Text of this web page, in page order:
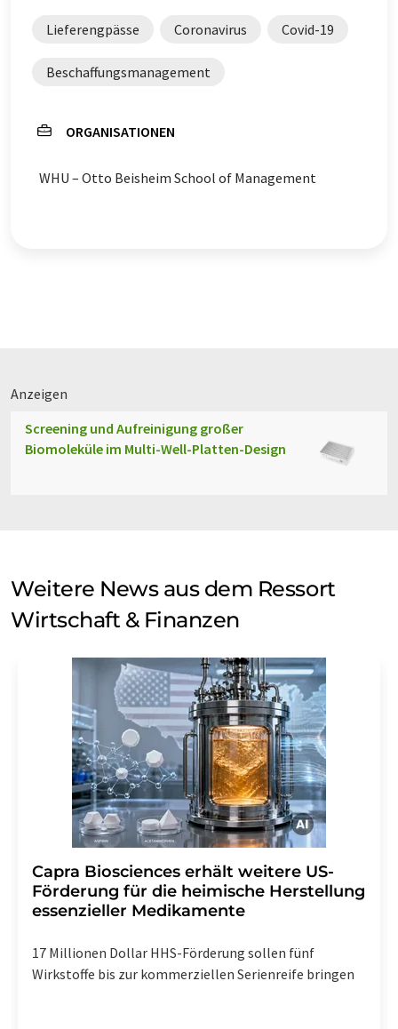
Lieferengpässe Coronavirus Covid-19
Beschaffungsmanagement
ORGANISATIONEN
WHU – Otto Beisheim School of Management
Anzeigen
Screening und Aufreinigung großer
Biomoleküle im Multi-Well-Platten-Design
Weitere News aus dem Ressort
Wirtschaft & Finanzen
Capra Biosciences erhält weitere US-
Förderung für die heimische Herstellung
essenzieller Medikamente
17 Millionen Dollar HHS-Förderung sollen fünf
Wirkstoffe bis zur kommerziellen Serienreife bringen